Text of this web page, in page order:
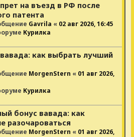
на въезд в РФ после
патента
Gavrila « 02 авг 2026, 16:45
Курилка
как выбрать лучший
MorgenStern « 01 авг 2026,
Курилка
бонус вавада: как
разочароваться
MorgenStern « 01 авг 2026,